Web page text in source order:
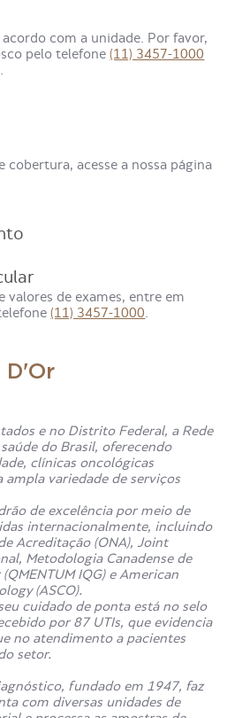
da
de
Bacia?
por especialistas como
e neurologistas .
de Ressonância
Bacia é
magnética de bacia é
para indivíduos com
com a unidade. Por favor,
pelo telefone(11) 3457-1000
cobertura, acesse a nossa página
valores de exames, entre em
(11) 3457-1000
D'Or
e no Distrito Federal, a Rede
do Brasil, oferecendo
clínicas oncológicas
ampla variedade de serviços
de excelência por meio de
internacionalmente, incluindo
Acreditação (ONA), Joint
Metodologia Canadense de
IQG) e American
(ASCO).
cuidado de ponta está no selo
por 87 UTIs, que evidencia
no atendimento a pacientes
setor.
fundado em 1947, faz
com diversas unidades de